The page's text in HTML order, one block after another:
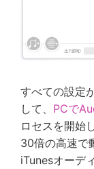
すべての設定
して、 PCで
ロセスを開始
30倍の高速で
iTunesオーデ